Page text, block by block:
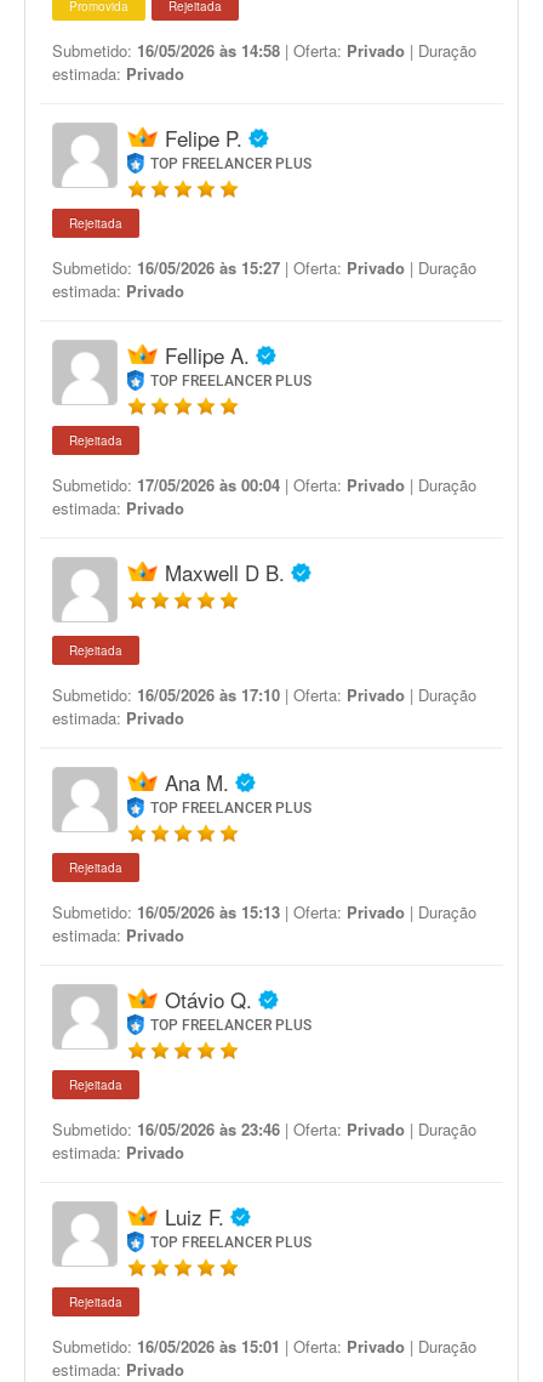
Promovida Rejeitada
Submetido: 16/05/2026 às 14:58 | Oferta: Privado | Duração
estimada: Privado
Felipe P.
TOP FREELANCER PLUS
Rejeitada
Submetido: 16/05/2026 às 15:27 | Oferta: Privado | Duração
estimada: Privado
Fellipe A.
TOP FREELANCER PLUS
Rejeitada
Submetido: 17/05/2026 às 00:04 | Oferta: Privado | Duração
estimada: Privado
Maxwell D B.
Rejeitada
Submetido: 16/05/2026 às 17:10 | Oferta: Privado | Duração
estimada: Privado
Ana M.
TOP FREELANCER PLUS
Rejeitada
Submetido: 16/05/2026 às 15:13 | Oferta: Privado | Duração
estimada: Privado
Otávio Q.
TOP FREELANCER PLUS
Rejeitada
Submetido: 16/05/2026 às 23:46 | Oferta: Privado | Duração
estimada: Privado
Luiz F.
TOP FREELANCER PLUS
Rejeitada
Submetido: 16/05/2026 às 15:01 | Oferta: Privado | Duração
estimada: Privado